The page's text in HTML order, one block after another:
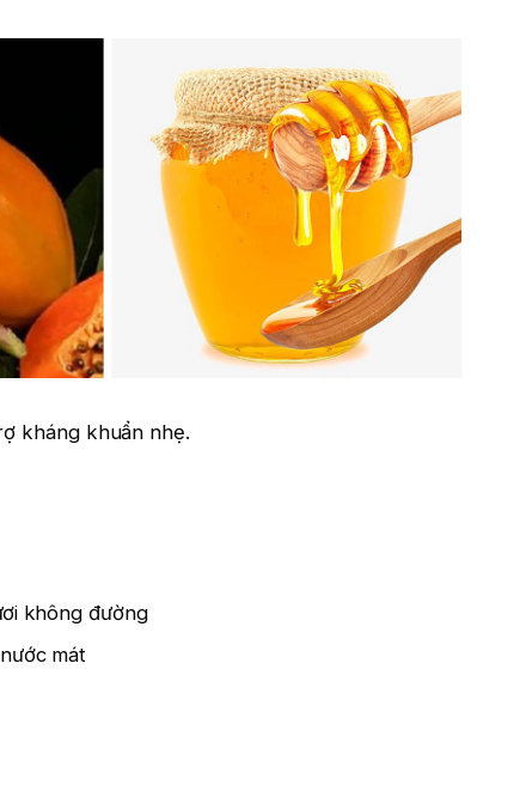
kháng khuẩn nhẹ.
không đường
mát